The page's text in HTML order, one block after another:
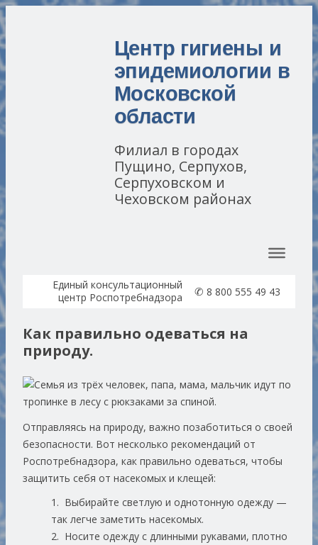
Центр гигиены и
эпидемиологии в
Московской
области
Филиал в городах
Пущино, Серпухов,
Серпуховском и
Чеховском районах
Единый консультационный
центр Роспотребнадзора
✆ 8 800 555 49 43
Как правильно одеваться на
природу.
Отправляясь на природу, важно позаботиться о своей
безопасности. Вот несколько рекомендаций от
Роспотребнадзора, как правильно одеваться, чтобы
защитить себя от насекомых и клещей:
1. Выбирайте светлую и однотонную одежду —
так легче заметить насекомых.
2. Носите одежду с длинными рукавами, плотно